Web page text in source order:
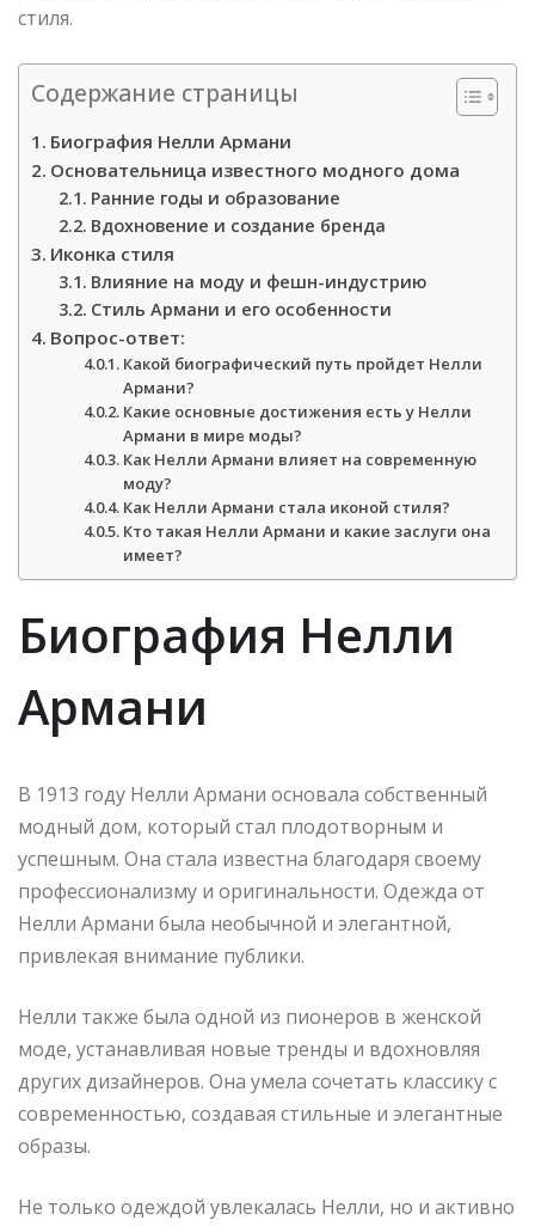
стиля.
Содержание страницы
Биография Нелли Армани
Основательница известного модного дома
Ранние годы и образование
Вдохновение и создание бренда
Иконка стиля
Влияние на моду и фешн-индустрию
Стиль Армани и его особенности
Вопрос-ответ:
Какой биографический путь пройдет Нелли
Армани?
Какие основные достижения есть у Нелли
Армани в мире моды?
Как Нелли Армани влияет на современную
моду?
Как Нелли Армани стала иконой стиля?
Кто такая Нелли Армани и какие заслуги она
имеет?
Биография Нелли
Армани
В 1913 году Нелли Армани основала собственный
модный дом, который стал плодотворным и
успешным. Она стала известна благодаря своему
профессионализму и оригинальности. Одежда от
Нелли Армани была необычной и элегантной,
привлекая внимание публики.
Нелли также была одной из пионеров в женской
моде, устанавливая новые тренды и вдохновляя
других дизайнеров. Она умела сочетать классику с
современностью, создавая стильные и элегантные
образы.
Не только одеждой увлекалась Нелли, но и активно